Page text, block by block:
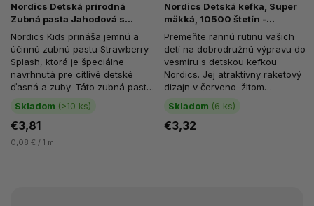
Nordics Detská prírodná
Zubná pasta Jahodová s
probiotikami, 50 ml
Skladom (>10 ks)
€3,81
0,08 € / 1 ml
Nordics Kids prináša jemnú a
účinnú zubnú pastu Strawberry
Splash, ktorá je špeciálne
navrhnutá pre citlivé detské
ďasná a zuby. Táto zubná pasta
je bez fluoridu, čo z nej...
Nordics Detská kefka, Super
mäkká, 10500 štetín -
Červeno-žltá raketa, od 4
rokov
Skladom (6 ks)
€3,32
Premeňte rannú rutinu vašich
detí na dobrodružnú výpravu do
vesmíru s detskou kefkou
Nordics. Jej atraktívny raketový
dizajn v červeno–žltom
prevedení nadchne každého
malého...